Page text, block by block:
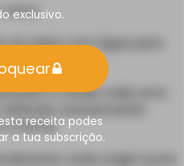
arroz.
as mãos com água para
e molde cada uma
pressionando
a forma.
exclusivo.
receita podes
a tua subscrição.